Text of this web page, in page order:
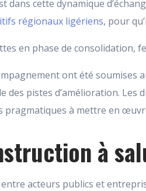
dans cette dynamique
régionaux ligériens, pour
en phase de consolidation,
ont été soumises
pistes d’amélioration.
pragmatiques à mettre en
à
acteurs publics et